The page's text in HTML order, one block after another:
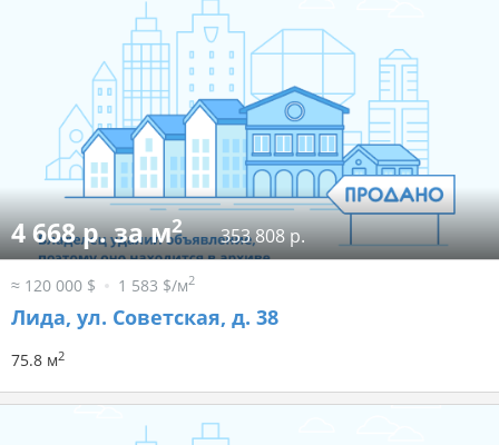
4 668 р. за м2 353 808 р.
≈ 120 000 $ 1 583 $/м2
Лида, ул. Советская, д. 38
75.8 м2